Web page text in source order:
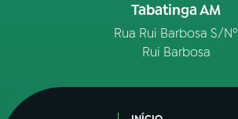
Tabatinga AM
Rua Rui Barbosa S/Nº
Rui Barbosa